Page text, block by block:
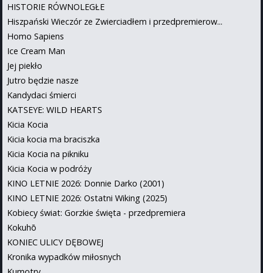
HISTORIE RÓWNOLEGŁE
Hiszpański Wieczór ze Zwierciadłem i przedpremierow...
Homo Sapiens
Ice Cream Man
Jej piekło
Jutro będzie nasze
Kandydaci śmierci
KATSEYE: WILD HEARTS
Kicia Kocia
Kicia kocia ma braciszka
Kicia Kocia na pikniku
Kicia Kocia w podróży
KINO LETNIE 2026: Donnie Darko (2001)
KINO LETNIE 2026: Ostatni Wiking (2025)
Kobiecy świat: Gorzkie święta - przedpremiera
Kokuhō
KONIEC ULICY DĘBOWEJ
Kronika wypadków miłosnych